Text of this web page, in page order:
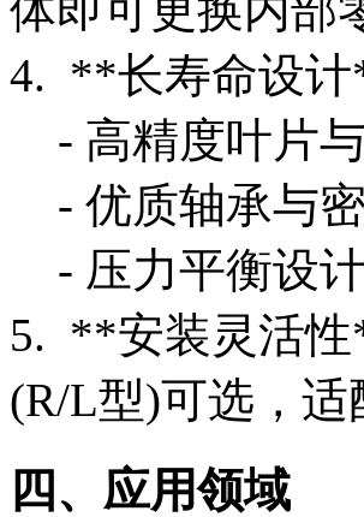
4. **长寿命设计
- 高精度叶片
- 优质轴承与
- 压力平衡设
5. **安装灵活性
(R/L型)可选，
四、应用领域